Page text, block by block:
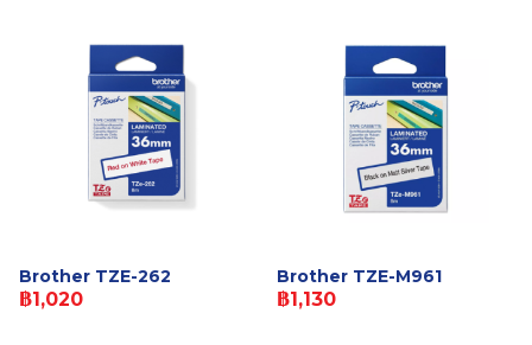
Brother TZE-262
฿1,020
Brother TZE-M961
฿1,130